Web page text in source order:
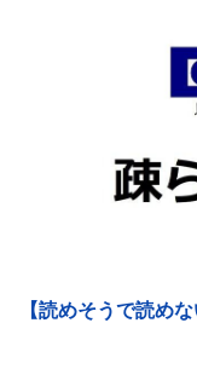
【読めそうで読め